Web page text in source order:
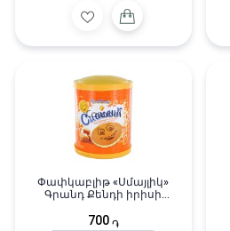
Փափկաբլիթ «Սմայլիկ»
Գրանդ Քենդի իրիսի
700 ֏